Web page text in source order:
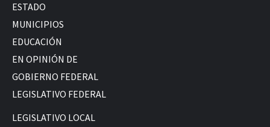
ESTADO
MUNICIPIOS
EDUCACIÓN
EN OPINIÓN DE
GOBIERNO FEDERAL
LEGISLATIVO FEDERAL
LEGISLATIVO LOCAL